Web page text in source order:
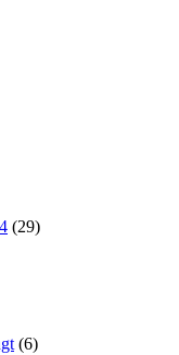
(29)
(6)